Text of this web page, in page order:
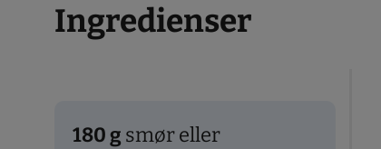
Ingredienser
180g smør eller